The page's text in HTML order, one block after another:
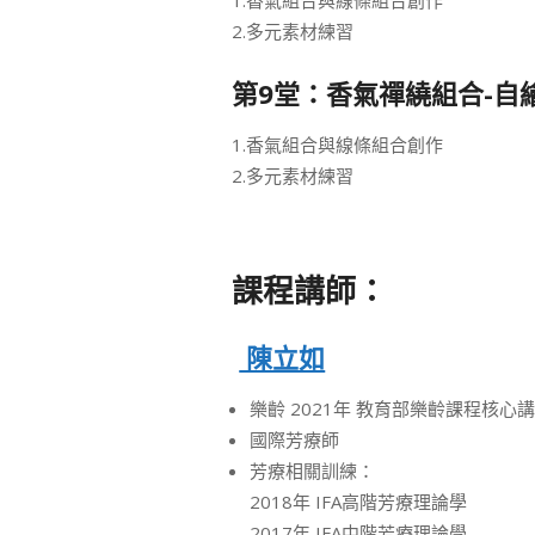
2.多元素材練習
第9堂：香氣禪繞組合-自
1.香氣組合與線條組合創作
2.多元素材練習
課程講師：
陳立如
樂齡 2021年 教育部樂齡課程核心
國際芳療師
芳療相關訓練：
2018年 IFA高階芳療理論學